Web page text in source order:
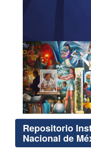
Repositorio
Nacional de